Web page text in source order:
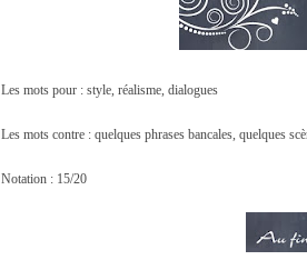
Les mots pour : style, réalisme, dialogues
Les mots contre : quelques phrases bancales, quelques
Notation : 15/20